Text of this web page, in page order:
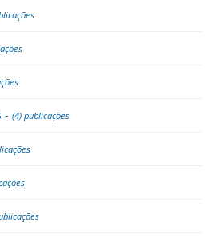
- (4) publicações